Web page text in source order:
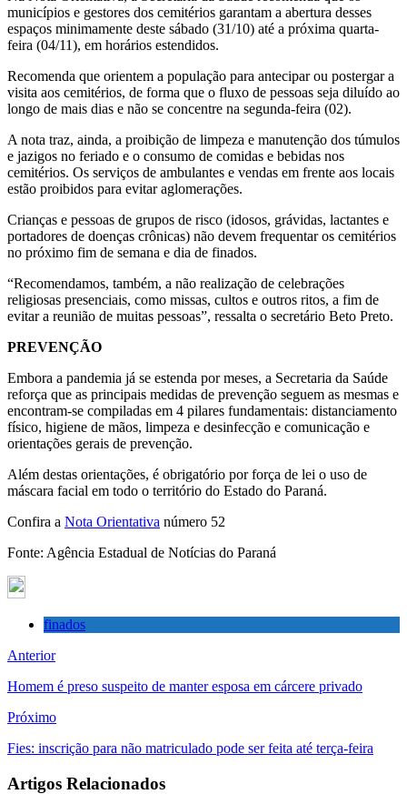
municípios e gestores dos cemitérios garantam a abertura desses
espaços minimamente deste sábado (31/10) até a próxima quarta-
feira (04/11), em horários estendidos.
Recomenda que orientem a população para antecipar ou postergar a
visita aos cemitérios, de forma que o fluxo de pessoas seja diluído ao
longo de mais dias e não se concentre na segunda-feira (02).
A nota traz, ainda, a proibição de limpeza e manutenção dos túmulos
e jazigos no feriado e o consumo de comidas e bebidas nos
cemitérios. Os serviços de ambulantes e vendas em frente aos locais
estão proibidos para evitar aglomerações.
Crianças e pessoas de grupos de risco (idosos, grávidas, lactantes e
portadores de doenças crônicas) não devem frequentar os cemitérios
no próximo fim de semana e dia de finados.
“Recomendamos, também, a não realização de celebrações
religiosas presenciais, como missas, cultos e outros ritos, a fim de
evitar a reunião de muitas pessoas”, ressalta o secretário Beto Preto.
PREVENÇÃO
Embora a pandemia já se estenda por meses, a Secretaria da Saúde
reforça que as principais medidas de prevenção seguem as mesmas e
encontram-se compiladas em 4 pilares fundamentais: distanciamento
físico, higiene de mãos, limpeza e desinfecção e comunicação e
orientações gerais de prevenção.
Além destas orientações, é obrigatório por força de lei o uso de
máscara facial em todo o território do Estado do Paraná.
Confira a Nota Orientativa número 52
Fonte: Agência Estadual de Notícias do Paraná
finados
Anterior
Homem é preso suspeito de manter esposa em cárcere privado
Próximo
Fies: inscrição para não matriculado pode ser feita até terça-feira
Artigos Relacionados